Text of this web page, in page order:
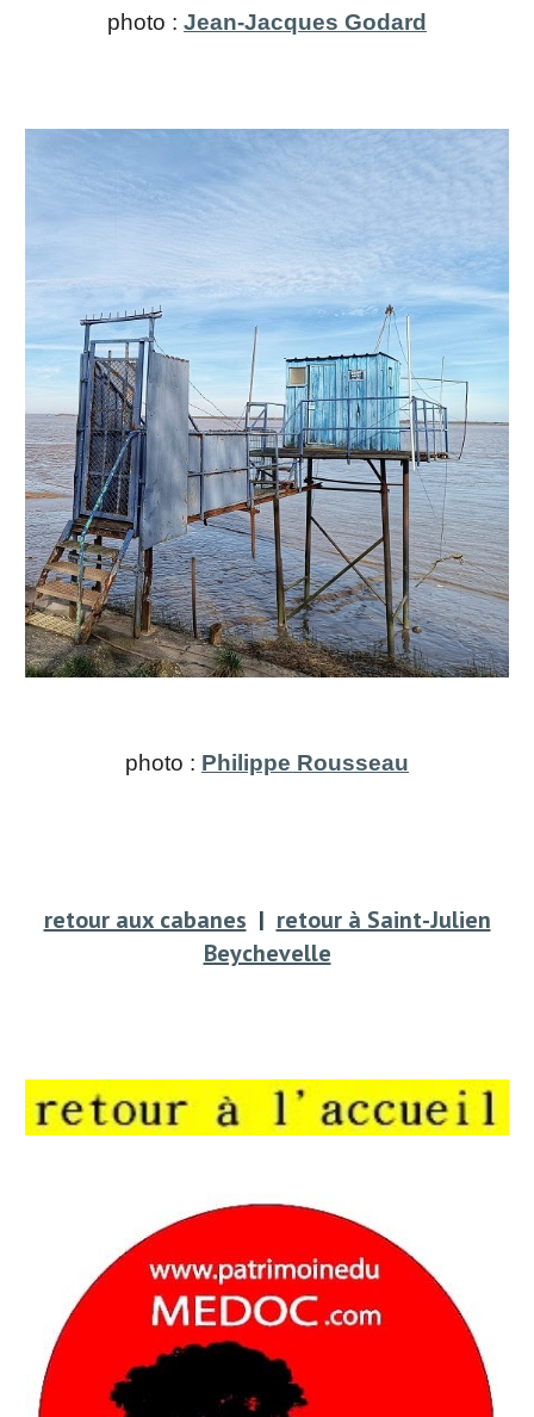
photo : Jean-Jacques Godard
photo : Philippe Rousseau
retour aux cabanes | retour à Saint-Julien
Beychevelle